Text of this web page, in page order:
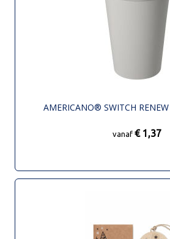
AMERICANO® SWITCH
vanaf € 1,37